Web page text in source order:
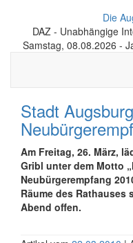
Die
DAZ - Unabhängige
Samstag, 08.08.2026 -
Stadt
Am Freitag, 26. März,
Gribl unter dem Motto
Neubürgerempfang
Räume des Rathauses
Abend offen.